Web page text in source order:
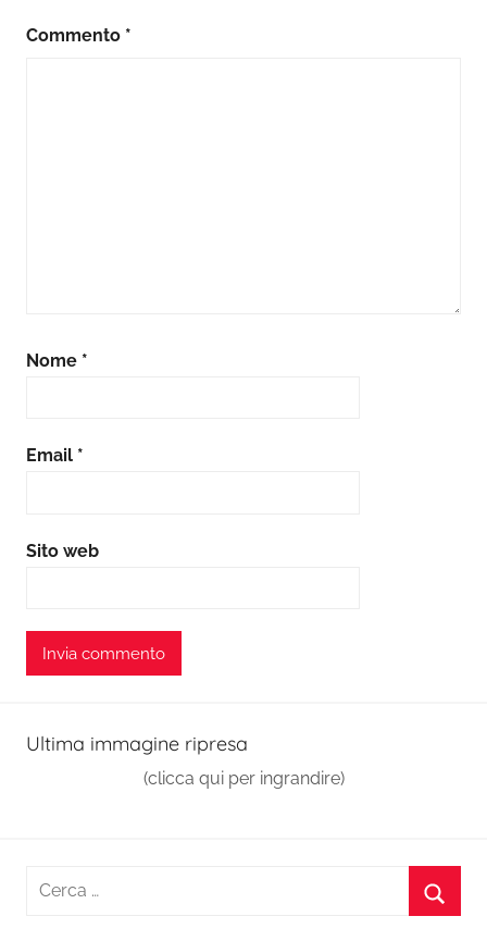
Commento *
Nome *
Email *
Sito web
Ultima immagine ripresa
(clicca qui per ingrandire)
Ricerca